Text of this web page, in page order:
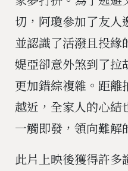
切，阿瓊參加了友人
並認識了活潑且投
媞亞卻意外煞到了拉
更加錯綜複雜。距離
越近，全家人的心結
一觸即發，領向難解
此片上映後獲得許